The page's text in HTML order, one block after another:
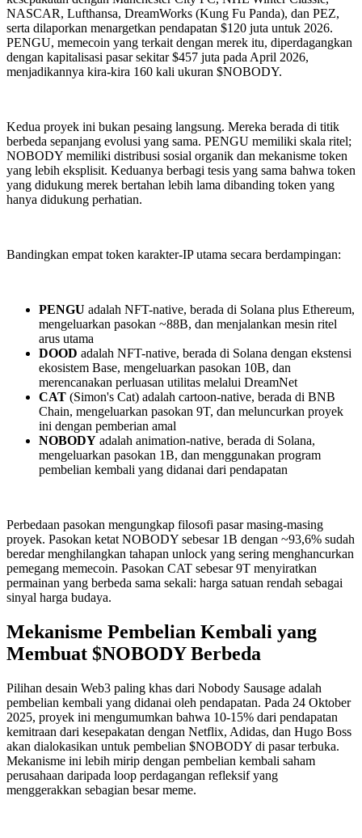
NASCAR, Lufthansa, DreamWorks (Kung Fu Panda), dan PEZ,
serta dilaporkan menargetkan pendapatan $120 juta untuk 2026.
PENGU, memecoin yang terkait dengan merek itu, diperdagangkan
dengan kapitalisasi pasar sekitar $457 juta pada April 2026,
menjadikannya kira-kira 160 kali ukuran $NOBODY.
Kedua proyek ini bukan pesaing langsung. Mereka berada di titik
berbeda sepanjang evolusi yang sama. PENGU memiliki skala ritel;
NOBODY memiliki distribusi sosial organik dan mekanisme token
yang lebih eksplisit. Keduanya berbagi tesis yang sama bahwa token
yang didukung merek bertahan lebih lama dibanding token yang
hanya didukung perhatian.
Bandingkan empat token karakter-IP utama secara berdampingan:
PENGU adalah NFT-native, berada di Solana plus Ethereum,
mengeluarkan pasokan ~88B, dan menjalankan mesin ritel
arus utama
DOOD adalah NFT-native, berada di Solana dengan ekstensi
ekosistem Base, mengeluarkan pasokan 10B, dan
merencanakan perluasan utilitas melalui DreamNet
CAT (Simon's Cat) adalah cartoon-native, berada di BNB
Chain, mengeluarkan pasokan 9T, dan meluncurkan proyek
ini dengan pemberian amal
NOBODY adalah animation-native, berada di Solana,
mengeluarkan pasokan 1B, dan menggunakan program
pembelian kembali yang didanai dari pendapatan
Perbedaan pasokan mengungkap filosofi pasar masing-masing
proyek. Pasokan ketat NOBODY sebesar 1B dengan ~93,6% sudah
beredar menghilangkan tahapan unlock yang sering menghancurkan
pemegang memecoin. Pasokan CAT sebesar 9T menyiratkan
permainan yang berbeda sama sekali: harga satuan rendah sebagai
sinyal harga budaya.
Mekanisme Pembelian Kembali yang
Membuat $NOBODY Berbeda
Pilihan desain Web3 paling khas dari Nobody Sausage adalah
pembelian kembali yang didanai oleh pendapatan. Pada 24 Oktober
2025, proyek ini mengumumkan bahwa 10-15% dari pendapatan
kemitraan dari kesepakatan dengan Netflix, Adidas, dan Hugo Boss
akan dialokasikan untuk pembelian $NOBODY di pasar terbuka.
Mekanisme ini lebih mirip dengan pembelian kembali saham
perusahaan daripada loop perdagangan refleksif yang
menggerakkan sebagian besar meme.